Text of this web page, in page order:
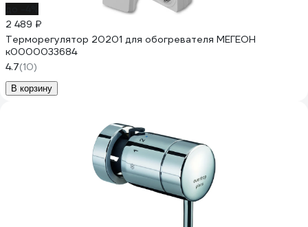
2 489 ₽
Терморегулятор 20201 для обогревателя МЕГЕОН
к0000033684
4.7(10)
В корзину